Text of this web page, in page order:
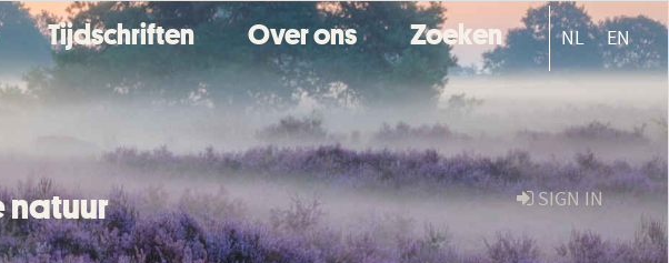
Tijdschriften Over ons Zoeken NL EN
SIGN IN
natuur